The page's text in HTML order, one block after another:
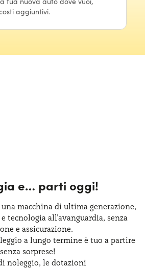
aggiuntivi.
e… parti oggi!
macchina di ultima generazione,
e tecnologia all'avanguardia, senza
e assicurazione.
a lungo termine è tuo a partire
sorprese!
noleggio, le dotazioni